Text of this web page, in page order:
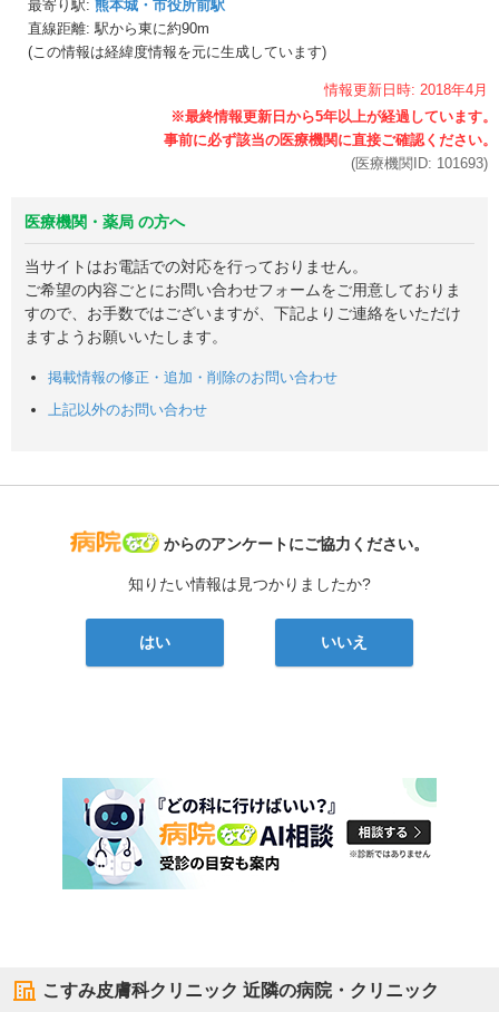
最寄り駅: 熊本城・市役所前駅
直線距離: 駅から東に約90m
(この情報は経緯度情報を元に生成しています)
情報更新日時: 2018年4月
(医療機関ID: 101693)
医療機関・薬局 の方へ
当サイトはお電話での対応を行っておりません。
ご希望の内容ごとにお問い合わせフォームをご用意しておりま
すので、お手数ではございますが、下記よりご連絡をいただけ
ますようお願いいたします。
掲載情報の修正・追加・削除のお問い合わせ
上記以外のお問い合わせ
病院なび
からのアンケートにご協力ください。
知りたい情報は見つかりましたか?
はい いいえ
こすみ皮膚科クリニック 近隣の病院・クリニック